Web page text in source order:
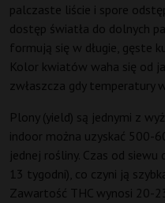
palczaste liście i spore
dostęp światła do dolnych
formują się w długie, gęste
Kolor kwiatów waha się od
zwłaszcza gdy temperatury
Plony (yield) są jednymi z
indoor można uzyskać 500-
jednej rośliny. Czas od
13 tygodni), co czyni ją
Zawartość THC wynosi 20-